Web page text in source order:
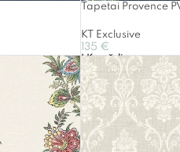
Tapetai Provence
KT Exclusive
135 €
Į Krepšelį